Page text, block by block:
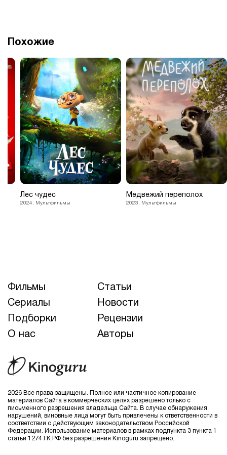
Похожие
Лес чудес
2024, Мультфильмы
Медвежий переполох
2023, Мультфильмы
2026 Все права защищены. Полное или частичное копирование
материалов Сайта в коммерческих целях разрешено только с
письменного разрешения владельца Сайта. В случае обнаружения
нарушений, виновные лица могут быть привлечены к ответственности в
соответствии с действующим законодательством Российской
Федерации. Использование материалов в рамках подпункта 3 пункта 1
статьи 1274 ГК РФ без разрешения Kinoguru запрещено.
Фильмы
Статьи
Сериалы
Новости
Подборки
Рецензии
О нас
Авторы